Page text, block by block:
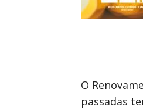
O
passadas